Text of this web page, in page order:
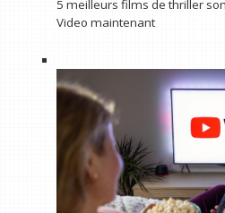
5 meilleurs films de thriller
Video maintenant